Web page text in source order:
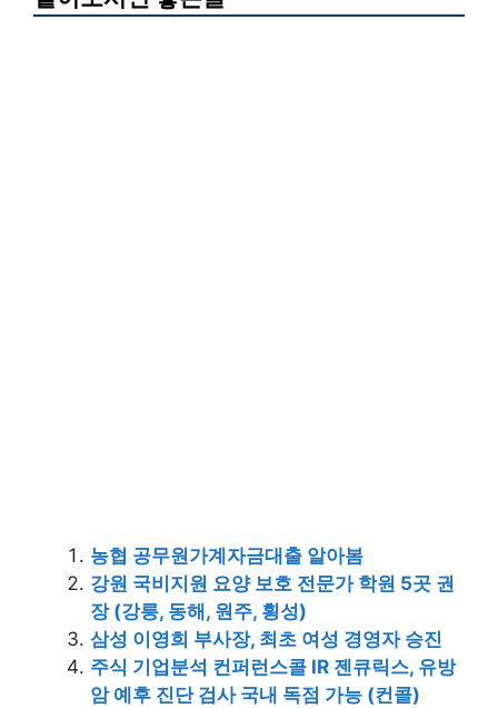
농협 공무원가계자금대출 알아봄
강원 국비지원 요양 보호 전문가 학원 5곳 권
장 (강릉, 동해, 원주, 횡성)
삼성 이영희 부사장, 최초 여성 경영자 승진
주식 기업분석 컨퍼런스콜 IR 젠큐릭스, 유방
암 예후 진단 검사 국내 독점 가능 (컨콜)